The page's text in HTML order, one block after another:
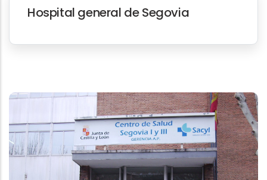
Hospital general de Segovia